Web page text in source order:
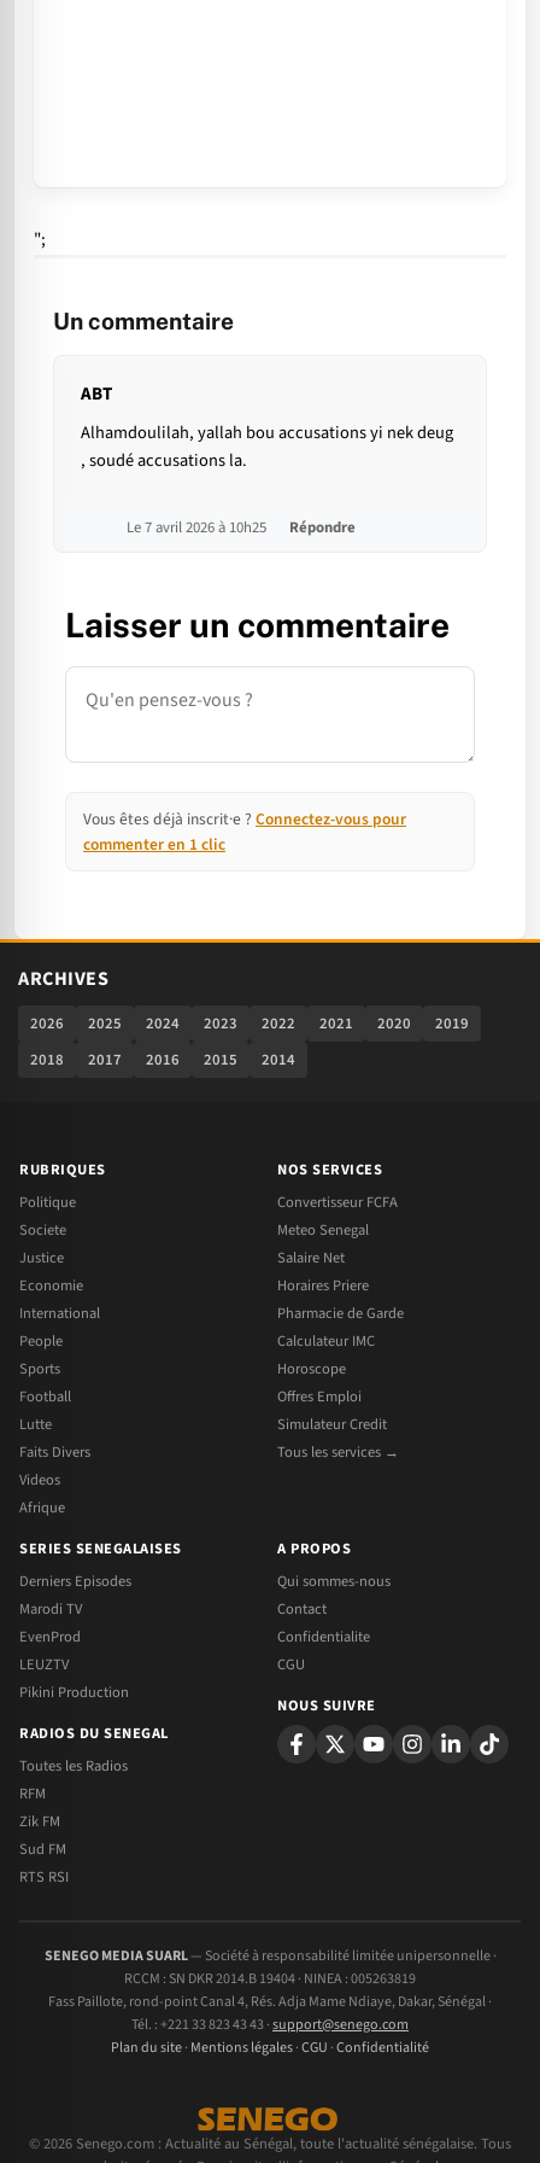
";
Un commentaire
ABT
Alhamdoulilah, yallah bou accusations yi nek deug
, soudé accusations la.
Le 7 avril 2026 à 10h25 Répondre
Laisser un commentaire
Commentaire
Vous êtes déjà inscrit·e ? Connectez-vous pour
commenter en 1 clic
ARCHIVES
2026 2025 2024 2023 2022 2021 2020
2019
2018
2017 2016 2015 2014
RUBRIQUES
Politique
Societe
Justice
Economie
International
People
Sports
Football
Lutte
Faits Divers
Videos
Afrique
NOS SERVICES
Convertisseur FCFA
Meteo Senegal
Salaire Net
Horaires Priere
Pharmacie de Garde
Calculateur IMC
Horoscope
Offres Emploi
Simulateur Credit
Tous les services →
SERIES SENEGALAISES
Derniers Episodes
Marodi TV
EvenProd
LEUZTV
Pikini Production
RADIOS DU SENEGAL
Toutes les Radios
RFM
Zik FM
Sud FM
RTS RSI
A PROPOS
Qui sommes-nous
Contact
Confidentialite
CGU
NOUS SUIVRE
SENEGO MEDIA SUARL— Société à responsabilité limitée unipersonnelle ·
RCCM : SN DKR 2014.B 19404 · NINEA : 005263819
Fass Paillote, rond-point Canal 4, Rés. Adja Mame Ndiaye, Dakar, Sénégal ·
Tél. : +221 33 823 43 43 ·support@senego.com
Plan du site· Mentions légales·CGU ·Confidentialité
© 2026 Senego.com : Actualité au Sénégal, toute l'actualité sénégalaise. Tous